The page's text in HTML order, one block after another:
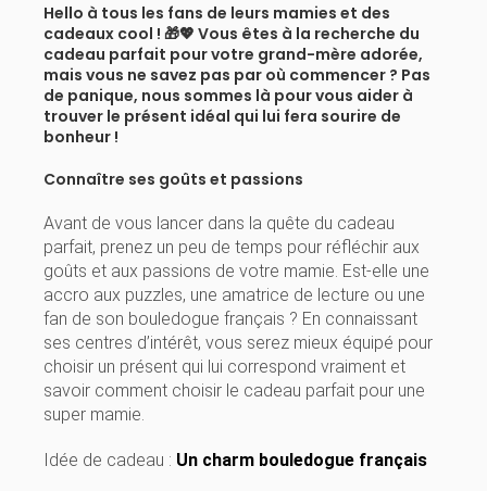
Hello à tous les fans de leurs mamies et des
cadeaux cool ! 🎁💖 Vous êtes à la recherche du
cadeau parfait pour votre grand-mère adorée,
mais vous ne savez pas par où commencer ? Pas
de panique, nous sommes là pour vous aider à
trouver le présent idéal qui lui fera sourire de
bonheur !
Connaître ses goûts et passions
Avant de vous lancer dans la quête du cadeau
parfait, prenez un peu de temps pour réfléchir aux
goûts et aux passions de votre mamie. Est-elle une
accro aux puzzles, une amatrice de lecture ou une
fan de son bouledogue français ? En connaissant
ses centres d’intérêt, vous serez mieux équipé pour
choisir un présent qui lui correspond vraiment et
savoir comment choisir le cadeau parfait pour une
super mamie.
Idée de cadeau : Un charm bouledogue français